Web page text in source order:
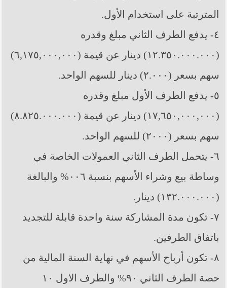
المترتبة على استخدام الأول.
٤- يدفع الطرف الثاني مبلغ وقدره
(١٢.٣٥٠.٠٠٠.٠٠٠) دينار عن قيمة (٦,١٧٥,٠٠٠,٠٠٠)
سهم بسعر (٢.٠٠٠) دينار للسهم الواحد.
٥- يدفع الطرف الأول مبلغ وقدره
(١٧,٦٥٠,٠٠٠,٠٠٠) دينار عن قيمة (٨.٨٢٥.٠٠٠.٠٠٠)
سهم بسعر (٢٠٠٠) للسهم الواحد.
٦- يتحمل الطرف الثاني العمولات الخاصة في
وساطة بيع وشراء الأسهم بنسبة ٠٠٦% والبالغة
(١٣٢.٠٠٠.٠٠٠) دينار.
٧- تكون مدة المشاركة سنة واحدة قابلة للتجديد
باتفاق الطرفين.
٨- تكون أرباح الأسهم في نهاية السنة المالية من
حصة الطرف الثاني ٩٠% والطرف الاول ١٠